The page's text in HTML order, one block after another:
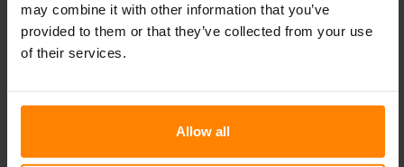
may combine it with other information that you’ve
provided to them or that they’ve collected from your use
of their services.
Allow all
Illustration de la simulation de l’éclairage standard par
rapport aux configurations Basic et Professional de
Nordic Lights pour les tracteurs. Cliquez sur l’image